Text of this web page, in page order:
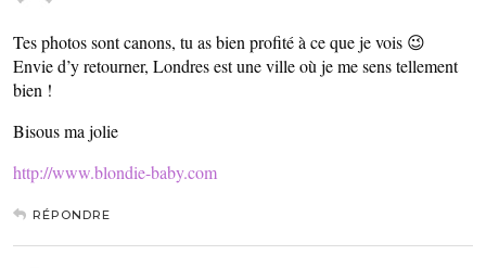
Tes photos sont canons, tu as bien profité à ce que je vois 😉
Envie d’y retourner, Londres est une ville où je me sens tellement
bien !
Bisous ma jolie
http://www.blondie-baby.com
RÉPONDRE